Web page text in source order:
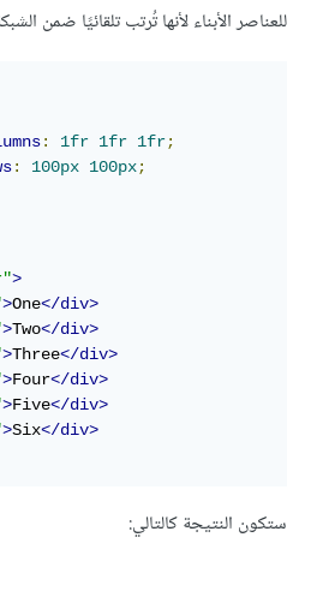
للعناصر الأبناء لأنها تُرتب تلقائيًا ضمن
: 1fr 1fr 1fr;
: 100px 100px;
>
>One</div>
>Two</div>
>Three</div>
>Four</div>
>Five</div>
>Six</div>
ستكون النتيجة كالتالي: